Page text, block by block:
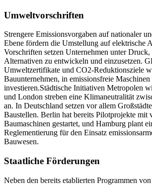
Umweltvorschriften
Strengere Emissionsvorgaben auf nationaler
Ebene fördern die Umstellung auf elektrische
Vorschriften setzen Unternehmen unter Druck,
Alternativen zu entwickeln und einzusetzen.
Umweltzertifikate und CO2-Reduktionsziele
Bauunternehmen, in emissionsfreie Maschinen
investieren.Städtische Initiativen Metropolen
und London streben eine Klimaneutralität
an. In Deutschland setzen vor allem
Baustellen. Berlin hat bereits Pilotprojekte mit
Baumaschinen gestartet, und Hamburg plant
Reglementierung für den Einsatz
Bauwesen.
Staatliche Förderungen
Neben den bereits etablierten Programmen von